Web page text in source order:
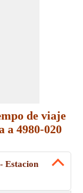
de viaje
a 4980-020
Estacion